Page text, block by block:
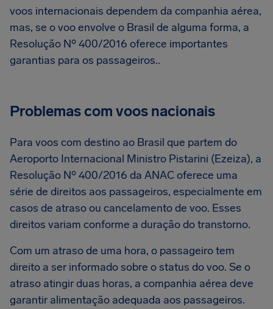
voos internacionais dependem da companhia aérea,
mas, se o voo envolve o Brasil de alguma forma, a
Resolução Nº 400/2016 oferece importantes
garantias para os passageiros..
Problemas com voos nacionais
Para voos com destino ao Brasil que partem do
Aeroporto Internacional Ministro Pistarini (Ezeiza), a
Resolução Nº 400/2016 da ANAC oferece uma
série de direitos aos passageiros, especialmente em
casos de atraso ou cancelamento de voo. Esses
direitos variam conforme a duração do transtorno.
Com um atraso de uma hora, o passageiro tem
direito a ser informado sobre o status do voo. Se o
atraso atingir duas horas, a companhia aérea deve
garantir alimentação adequada aos passageiros.